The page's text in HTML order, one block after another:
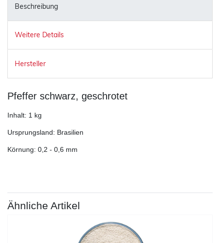
Beschreibung
Weitere Details
Hersteller
Pfeffer schwarz, geschrotet
Inhalt: 1 kg
Ursprungsland: Brasilien
Körnung: 0,2 - 0,6 mm
Ähnliche Artikel